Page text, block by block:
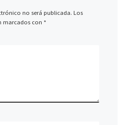
no será publicada. Los
marcados con *